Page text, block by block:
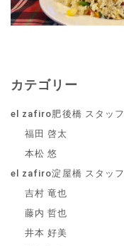
カテゴリー
el zafiro肥後橋 スタッフ
福田 啓太
本松 悠
el zafiro淀屋橋 スタッフ
吉村 竜也
藤内 哲也
井本 好美